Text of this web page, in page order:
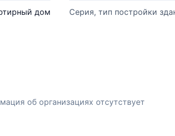
дом Серия, тип постройки
об организациях отсутствует